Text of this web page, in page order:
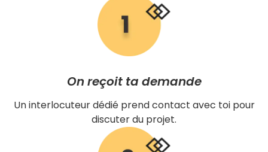
On reçoit ta demande
Un interlocuteur dédié prend contact avec toi pour
discuter du projet.